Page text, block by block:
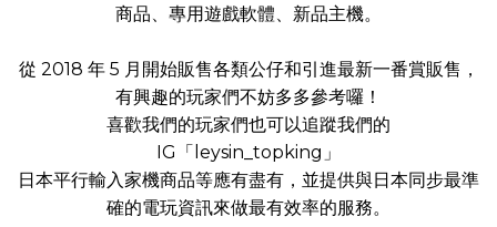
商品、專用遊戲軟體、新品主機。
從 2018 年 5 月開始販售各類公仔和引進最新一番賞販售，
有興趣的玩家們不妨多多參考囉！
喜歡我們的玩家們也可以追蹤我們的
IG「leysin_topking」
日本平行輸入家機商品等應有盡有，並提供與日本同步最準
確的電玩資訊來做最有效率的服務。